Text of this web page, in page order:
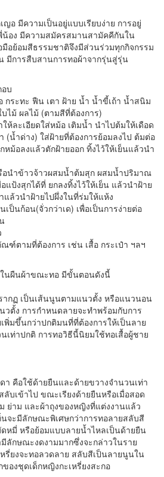
มีความเป็นอยู่แบบเรียบง่าย การอยู่
อง มีความสมัครสมานสามัคคีกันใน
อย้อมสีธรรมชาติจึงมีส่วนร่วมทุกกิจกรรม
การสืบสานการทอผ้าจากรุ่นสู่รุ่น
บ
ะทะ ฟืน เตา ฝ้าย น้ำ น้ำขี้เถ้า น้ำสนิม
ไม้ ผลไม้ (ตามสีที่ต้องการ)
ละเอียดใส่หม้อ เติมน้ำ นำไปต้มให้เดือด
(น้ำด่าง) ใส่ฝ้ายที่ต้องการย้อมลงไป ต้มต่อ
ม้อลงแล้วตักฝ้ายออก ทิ้งไว้ให้เย็นแล้วนำ
ำข้าวจ้าวผสมน้ำต้มสุก ผสมน้ำปริมาณ
แป้งสุกได้ที่ ยกลงทิ้งไว้ให้เย็น แล้วนำฝ้าย
ล้วนำฝ้ายไปผึ่งในที่ร่มให้แห้ง
นก้อน(จั่วกว่าเด) เพื่อเป็นการง่ายต่อ
ามที่ต้องการ เช่น เสื้อ กระเป๋า ฯลฯ
ผืนผ้าขณะทอ มีขั้นตอนดังนี้
ฏ เป็นเส้นนูนตามแนวตั้ง หรือแนวนอน
ตั้ง การกำหนดลายจะทำพร้อมกับการ
พิ่มขึ้นกว่าปกติมนที่ที่ต้องการให้เป็นลาย
ท่าปกติ การทอวิธีนี้นิยมใช้ทอเสื้อผู้ชาย
คือใช้ด้ายยืนและด้ายขวางจำนวนเท่า
บเข้าไป ขณะเรียงด้ายยืนหรือเมื่อสอด
ย่าม และผ้าถุงของหญิงที่แต่งงานแล้ว
จะมีลักษณะพิเศษกว่าการทอลายสลับสี
หมี่ หรือย้อมแบบลายนํ้าไหลเป็นด้ายยืน
ลักษณะงดงามมากซึ่งจะกล่าวในราย
หรี่ยงจะทอลวดลาย สลับสีเป็นลายนูนใน
องชุดเด็กหญิงกะเหรี่ยงสะกอ